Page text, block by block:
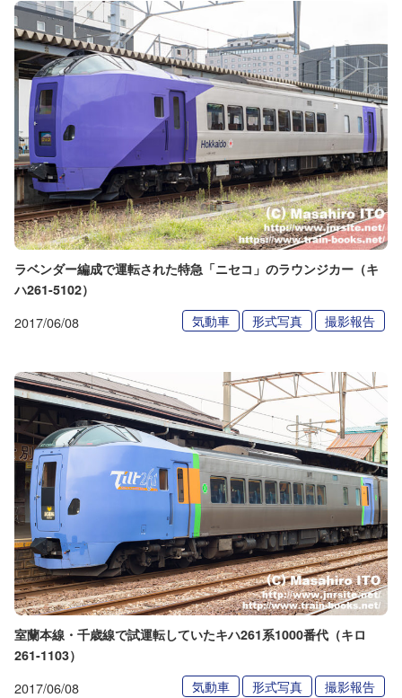
ラベンダー編成で運転された特急「ニセコ」のラウンジカー（キ
ハ261-5102）
2017/06/08 気動車 形式写真 撮影報告
室蘭本線・千歳線で試運転していたキハ261系1000番代（キロ
261-1103）
2017/06/08 気動車 形式写真 撮影報告